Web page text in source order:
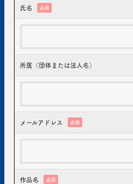
氏名 必須
所属（団体または法人名）
メールアドレス 必須
作品名 必須